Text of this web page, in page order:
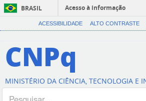
BRASIL
Acesso à informação
ACESSIBILIDADE ALTO CONTRASTE
CNPq
MINISTÉRIO DA CIÊNCIA, TECNOLOGIA E